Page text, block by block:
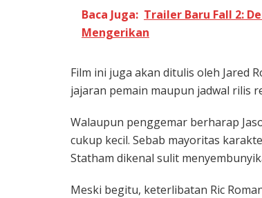
Baca Juga: Trailer Baru Fall 2:
Mengerikan
Film ini juga akan ditulis oleh Jared
jajaran pemain maupun jadwal rilis
Walaupun penggemar berharap
cukup kecil. Sebab mayoritas
Statham dikenal sulit
Meski begitu, keterlibatan Ric